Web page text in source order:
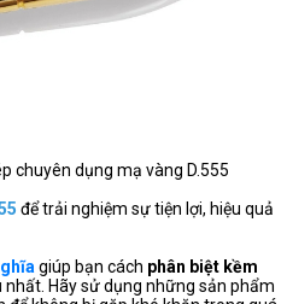
chuyên dụng mạ vàng D.555
để trải nghiệm sự tiện lợi, hiệu quả
giúp bạn cách phân biệt kềm
nhất. Hãy sử dụng những sản phẩm